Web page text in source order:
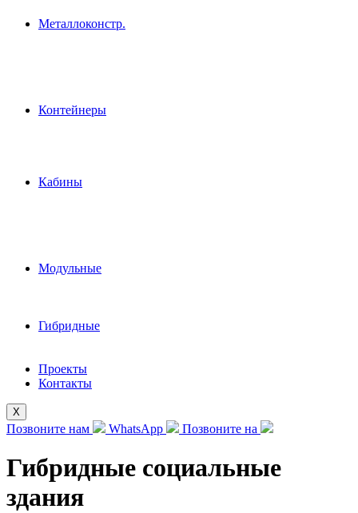
Металлоконстр.
Контейнеры
Кабины
Модульные
Гибридные
Проекты
Контакты
X
Позвоните нам WhatsApp Позвоните на
Гибридные социальные
здания